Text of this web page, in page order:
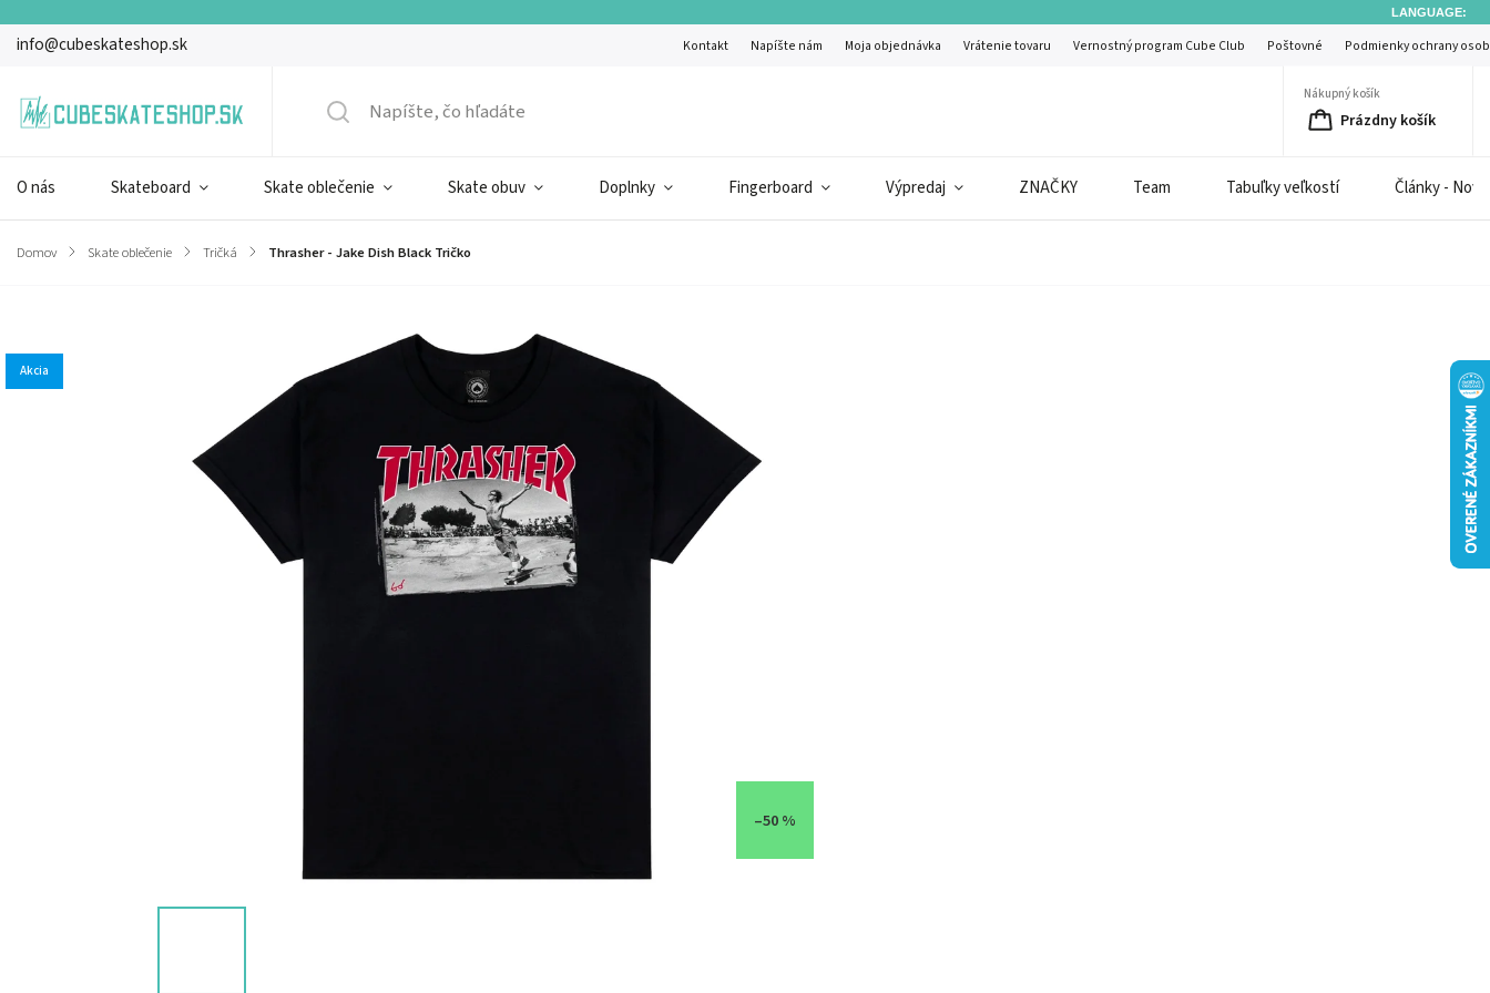
LANGUAGE:
info@cubeskateshop.sk Kontakt Napíšte nám Moja objednávka Vrátenie tovaru Vernostný program Cube Club Poštovné Podmienky ochrany
Nákupný košík
Prázdny košík
O nás Skateboard Skate oblečenie Skate obuv Doplnky Fingerboard Výpredaj ZNAČKY Team Tabuľky veľkostí Články -
Domov / Skate oblečenie / Tričká / Thrasher - Jake Dish Black Tričko
Akcia
–50 %